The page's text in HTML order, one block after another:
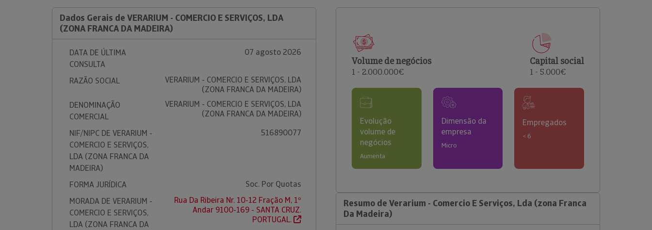
comerciais e analisar o risco de incumprimento dos
Dados Gerais de VERARIUM - COMERCIO E SERVIÇOS, LDA
(ZONA FRANCA DA MADEIRA)
DATA DE ÚLTIMA
CONSULTA
07 agosto 2026
RAZÃO SOCIAL
VERARIUM - COMERCIO E SERVIÇOS, LDA
(ZONA FRANCA DA MADEIRA)
DENOMINAÇÃO
COMERCIAL
VERARIUM - COMERCIO E SERVIÇOS, LDA
(ZONA FRANCA DA MADEIRA)
NIF/NIPC DE VERARIUM -
COMERCIO E SERVIÇOS,
LDA (ZONA FRANCA DA
MADEIRA)
516890077
FORMA JURÍDICA
Soc. Por Quotas
MORADA DE VERARIUM -
COMERCIO E SERVIÇOS,
LDA (ZONA FRANCA DA
Rua Da Ribeira Nr. 10-12 Fração M, 1º
Andar 9100-169 - SANTA CRUZ.
PORTUGAL.
Volume de negócios
1 - 2.000.000€
Capital social
1 - 5.000€
Evolução
volume de
negócios
Aumenta
Dimensão da
empresa
Micro
Empregados
< 6
Resumo de Verarium - Comercio E Serviços, Lda (zona Franca
Da Madeira)